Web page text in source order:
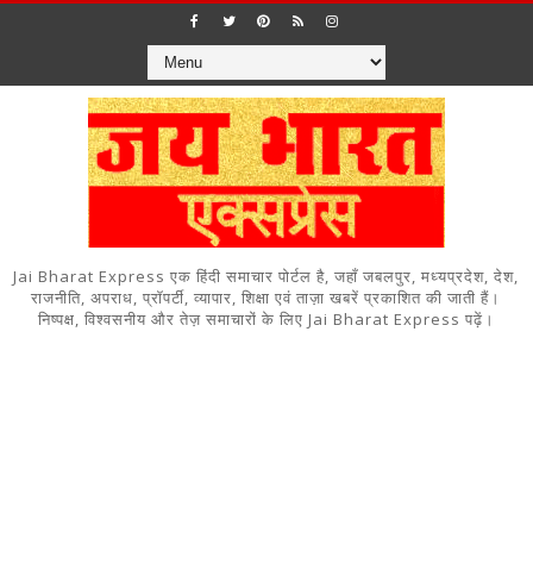
Jai Bharat Express एक हिंदी समाचार पोर्टल है, जहाँ जबलपुर, मध्यप्रदेश, देश,
राजनीति, अपराध, प्रॉपर्टी, व्यापार, शिक्षा एवं ताज़ा खबरें प्रकाशित की जाती हैं।
निष्पक्ष, विश्वसनीय और तेज़ समाचारों के लिए Jai Bharat Express पढ़ें।